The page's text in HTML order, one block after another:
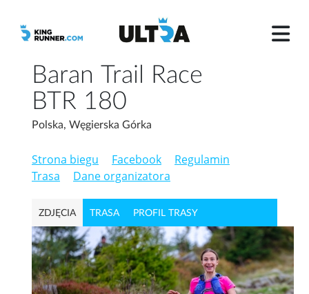
Baran Trail Race
BTR 180
Polska, Węgierska Górka
Strona biegu Facebook
Regulamin
Trasa
Dane organizatora
ZDJĘCIA TRASA PROFIL TRASY
PAKIET STARTOWY
WYPOSAŻENIE OBOWIĄZKOWE